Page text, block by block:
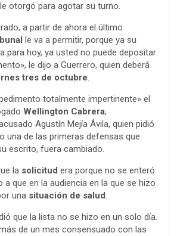
otorgó para agotar su turno.
a partir de ahora el último
le va a permitir, porque ya su
para hoy, ya usted no puede depositar
le dijo a Guerrero, quien deberá
tres de octubre.
totalmente impertinente» el
Wellington Cabrera,
Agustín Mejía Ávila, quien pidió
una de las primeras defensas que
escrito, fuera cambiado.
la solicitud era porque no se enteró
a que en la audiencia en la que se hizo
una situación de salud.
que la lista no se hizo en un solo día.
de un mes consensuado con las